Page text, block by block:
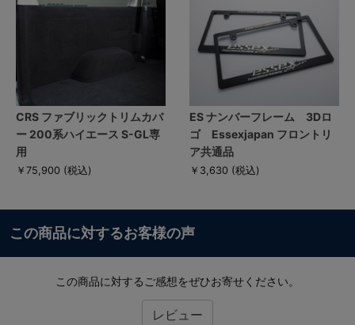
CRS ファブリックトリムカバ
ー 200系ハイエース S-GL専
用
￥75,900 (税込)
ES ナンバーフレーム 3Dロ
ゴ Essexjapan フロントリ
ア共通品
￥3,630 (税込)
この商品に対するお客様の声
この商品に対するご感想をぜひお寄せください。
レビュー